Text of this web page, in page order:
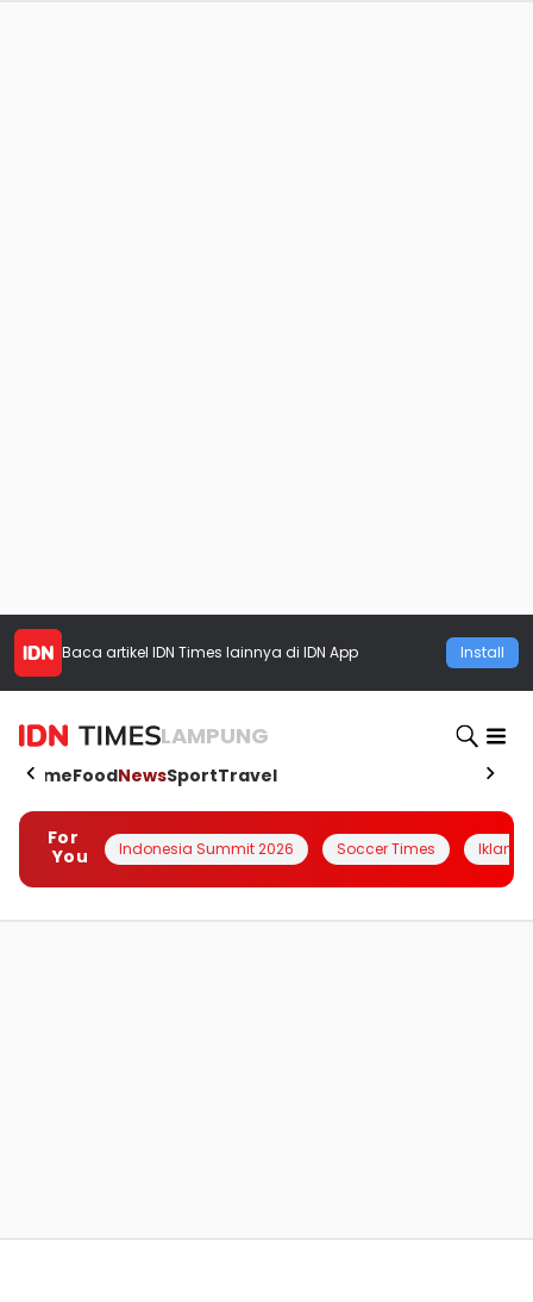
Baca artikel IDN Times lainnya di IDN App Install
LAMPUNG
HomeFoodNewsSportTravel
For
You
Indonesia Summit 2026 Soccer Times Iklanin